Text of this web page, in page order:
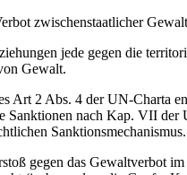
zwischenstaatlicher
jede gegen die
Gewalt.
Art 2 Abs. 4 der UN-Charta
nach Kap. VII
Sanktionsmechanismus.
gegen das Gewaltverbot